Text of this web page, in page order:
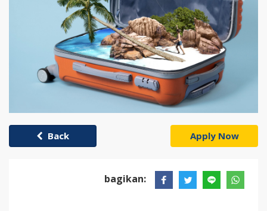
Back Apply Now
bagikan: